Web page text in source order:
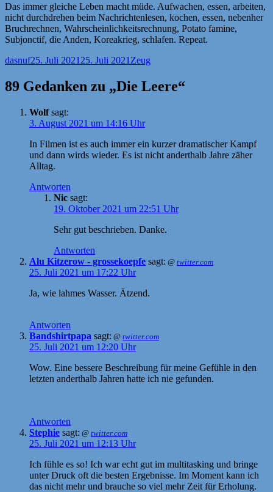
Das immer gleiche Leben macht müde. Aufwachen, essen, arbeiten,
nicht durchdrehen beim Nachrichtenlesen, kochen, essen, nebenher
Bruchrechnen, Wahrscheinlichkeitsrechnung, Potato famine,
Subjonctif, die Anden, Koreakrieg, schlafen. Repeat.
Autor
dasnufVeröffentlicht
25. Juli 2021 25. Juli 2021 Kategorien
Zeug
89 Gedanken zu „Die Leere“
Wolf sagt:
3. August 2021 um 14:16 Uhr
In Filmen ist es auch immer ein kurzer dramatischer Kampf
und dann wirds wieder. Es ist nicht anderthalb Jahre zäher
Alltag.
Antworten
Nic sagt:
19. Oktober 2021 um 22:51 Uhr
Sehr gut beschrieben. Danke.
Antworten
Alu Kitzerow - grossekoepfe sagt: @ twitter.com
25. Juli 2021 um 17:22 Uhr
Ja, wie lahmes Wasser. Ätzend.
Antworten
Bandshirtpapa sagt: @ twitter.com
25. Juli 2021 um 12:20 Uhr
Wow. Eine bessere Beschreibung für meine Gefühle in den
letzten anderthalb Jahren hatte ich nie gefunden.
Antworten
Stephie sagt: @ twitter.com
25. Juli 2021 um 12:13 Uhr
Ich fühle es so! Ich war echt gut im multitasking und bringe
unter Druck oft die besten Ergebnisse. Im Moment kann ich
das nicht mehr und brauche so viel mehr Zeit für Erholung.